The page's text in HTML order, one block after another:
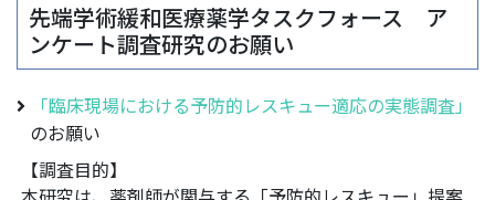
先端学術緩和医療薬学タスクフォース ア
ンケート調査研究のお願い
「臨床現場における予防的レスキュー適応の実態調査」
のお願い
【調査目的】